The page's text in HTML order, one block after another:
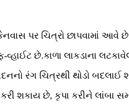
પર ચિત્રો છાપવામાં
છે.કાળા લાકડાના
રંગ ચિત્રથી થોડો
શકાય છે, કૃપા કરીને લાંબા